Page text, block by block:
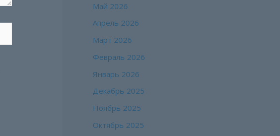
Май 2026
Апрель 2026
Март 2026
Февраль 2026
Январь 2026
Декабрь 2025
Ноябрь 2025
Октябрь 2025